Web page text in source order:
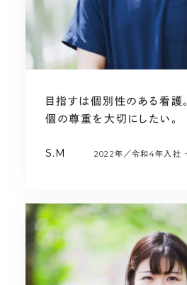
目指すは個別性のある看護。
個の尊重を大切にしたい。
S.M 2022年／令和4年入社